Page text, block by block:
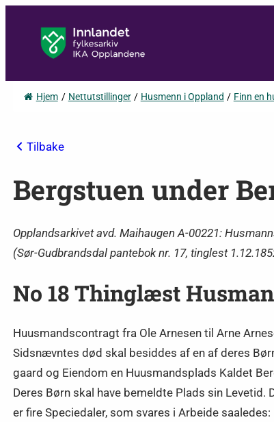
Hjem / Nettutstillinger / Husmenn i Oppland / Finn en
Tilbake
Bergstuen under
Opplandsarkivet avd. Maihaugen A-00221:
(Sør-Gudbrandsdal pantebok nr. 17, tinglest
No 18 Thinglæst
Huusmandscontragt fra Ole Arnesen til Arne
Sidsnævntes død skal besiddes af en af deres
gaard og Eiendom en Huusmandsplads Kaldet
Deres Børn skal have bemeldte Plads sin
er fire Speciedaler, som svares i Arbeide saaledes: